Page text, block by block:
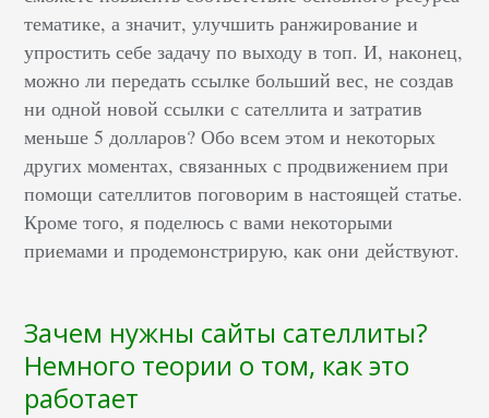
тематике, а значит, улучшить ранжирование и
упростить себе задачу по выходу в топ. И, наконец,
можно ли передать ссылке больший вес, не создав
ни одной новой ссылки с сателлита и затратив
меньше 5 долларов? Обо всем этом и некоторых
других моментах, связанных с продвижением при
помощи сателлитов поговорим в настоящей статье.
Кроме того, я поделюсь с вами некоторыми
приемами и продемонстрирую, как они действуют.
Зачем нужны сайты сателлиты?
Немного теории о том, как это
работает